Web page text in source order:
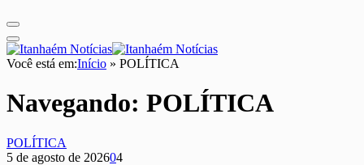
Você está em:Início » POLÍTICA
Navegando: POLÍTICA
POLÍTICA
5 de agosto de 202604